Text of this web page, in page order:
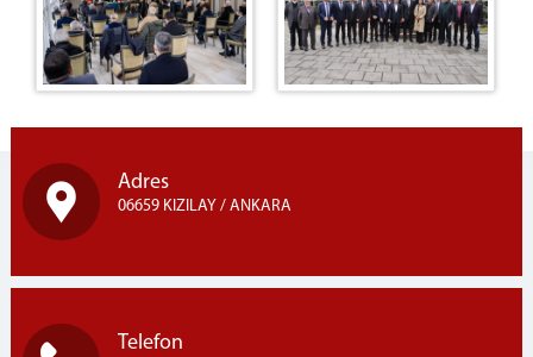
Adres
06659 KIZILAY / ANKARA
Telefon